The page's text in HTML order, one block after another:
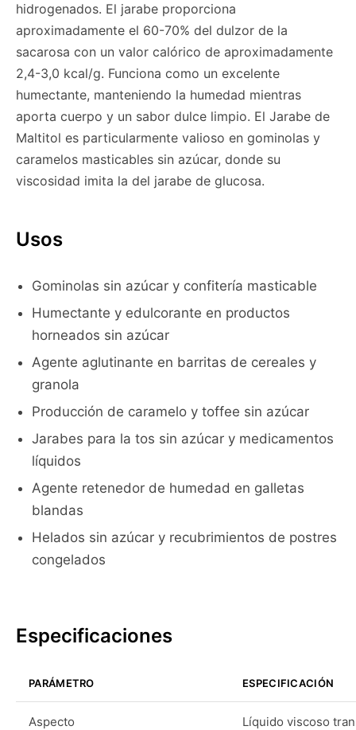
hidrogenados. El jarabe proporciona
aproximadamente el 60-70% del dulzor de la
sacarosa con un valor calórico de aproximadamente
2,4-3,0 kcal/g. Funciona como un excelente
humectante, manteniendo la humedad mientras
aporta cuerpo y un sabor dulce limpio. El Jarabe de
Maltitol es particularmente valioso en gominolas y
caramelos masticables sin azúcar, donde su
viscosidad imita la del jarabe de glucosa.
Usos
Gominolas sin azúcar y confitería masticable
Humectante y edulcorante en productos
horneados sin azúcar
Agente aglutinante en barritas de cereales y
granola
Producción de caramelo y toffee sin azúcar
Jarabes para la tos sin azúcar y medicamentos
líquidos
Agente retenedor de humedad en galletas
blandas
Helados sin azúcar y recubrimientos de postres
congelados
Especificaciones
PARÁMETRO ESPECIFICACIÓN
Aspecto Líquido viscoso